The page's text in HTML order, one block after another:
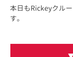
本日もRickeyクル
す。